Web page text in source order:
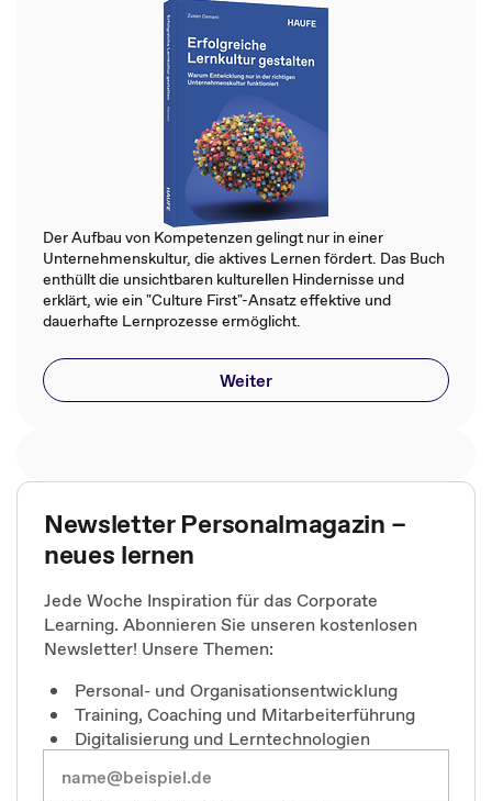
Der Aufbau von Kompetenzen gelingt nur in einer
Unternehmenskultur, die aktives Lernen fördert. Das Buch
enthüllt die unsichtbaren kulturellen Hindernisse und
erklärt, wie ein "Culture First"-Ansatz effektive und
dauerhafte Lernprozesse ermöglicht.
Weiter
Newsletter Personalmagazin –
neues lernen
Jede Woche Inspiration für das Corporate
Learning. Abonnieren Sie unseren kostenlosen
Newsletter! Unsere Themen:
Personal- und Organisationsentwicklung
Training, Coaching und Mitarbeiterführung
Digitalisierung und Lerntechnologien